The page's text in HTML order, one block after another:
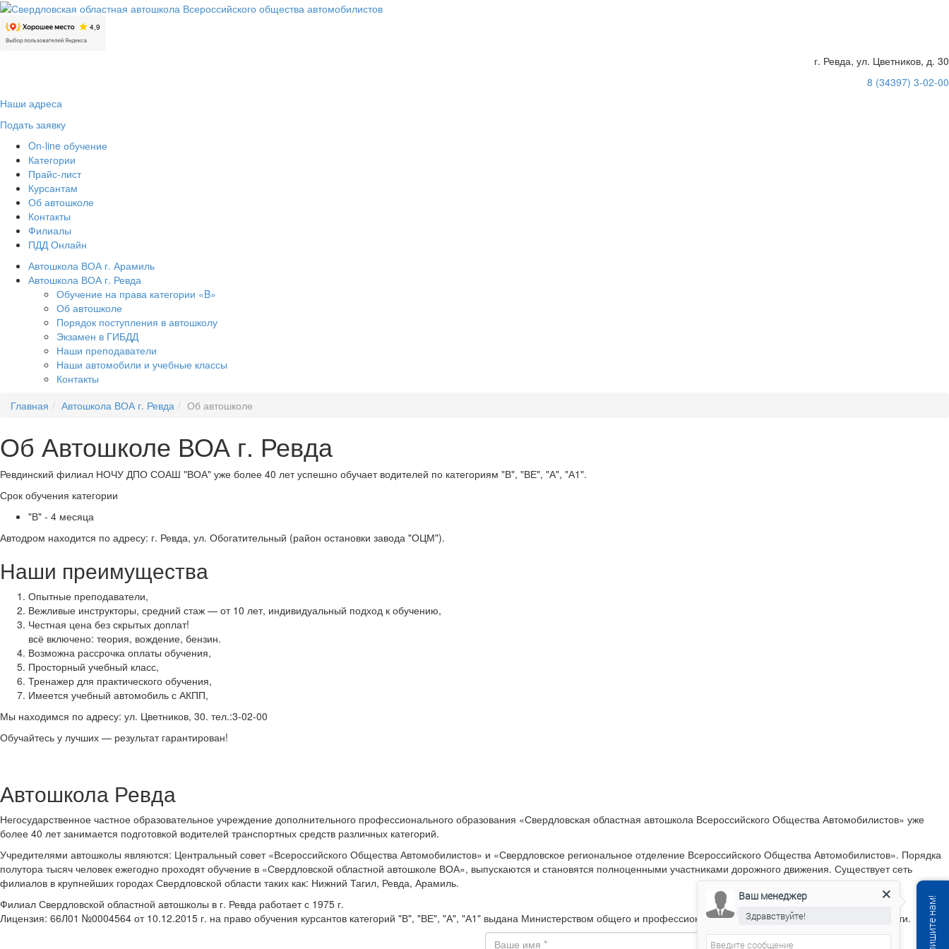
г. Ревда, ул. Цветников, д. 30
8 (34397) 3-02-00
Наши адреса
Подать заявку
On-line обучение
Категории
Прайс-лист
Курсантам
Об автошколе
Контакты
Филиалы
ПДД Онлайн
Автошкола ВОА г. Арамиль
Автошкола ВОА г. Ревда
Обучение на права категории «B»
Об автошколе
Порядок поступления в автошколу
Экзамен в ГИБДД
Наши преподаватели
Наши автомобили и учебные классы
Контакты
Главная
Автошкола ВОА г. Ревда Об автошколе
Об Автошколе ВОА г. Ревда
Ревдинский филиал НОЧУ ДПО СОАШ "ВОА" уже более 40 лет успешно обучает водителей по категориям "В", "ВЕ", "А", "А1".
Срок обучения категории
"В" - 4 месяца
Автодром находится по адресу: г. Ревда, ул. Обогатительный (район остановки завода "ОЦМ").
Наши преимущества
Опытные преподаватели,
Вежливые инструкторы, средний стаж — от 10 лет, индивидуальный подход к обучению,
Честная цена без скрытых доплат!
всё включено: теория, вождение, бензин.
Возможна рассрочка оплаты обучения,
Просторный учебный класс,
Тренажер для практического обучения,
Имеется учебный автомобиль с АКПП,
Мы находимся по адресу: ул. Цветников, 30. тел.:3-02-00
Обучайтесь у лучших — результат гарантирован!
Автошкола Ревда
Негосударственное частное образовательное учреждение дополнительного профессионального образования «Свердловская областная автошкола Всероссийского Общества Автомобилистов» уже
более 40 лет занимается подготовкой водителей транспортных средств различных категорий.
Учредителями автошколы являются: Центральный совет «Всероссийского Общества Автомобилистов» и «Свердловское региональное отделение Всероссийского Общества Автомобилистов». Порядка
полутора тысяч человек ежегодно проходят обучение в «Свердловской областной автошколе ВОА», выпускаются и становятся полноценными участниками дорожного движения. Существует сеть
филиалов в крупнейших городах Свердловской области таких как: Нижний Тагил, Ревда, Арамиль.
Филиал Свердловской областной автошколы в г. Ревда работает с 1975 г.
Лицензия: 66Л01 №0004564 от 10.12.2015 г. на право обучения курсантов категорий "В", "ВЕ", "А", "А1" выдана Министерством общего и профессионального образования Свердловской области.
Ваш менеджер
Здравствуйте!
Ваш менеджерпечатает...